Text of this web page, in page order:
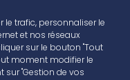
le trafic, personnaliser le
et nos réseaux
sur le bouton "Tout
moment modifier le
"Gestion de vos